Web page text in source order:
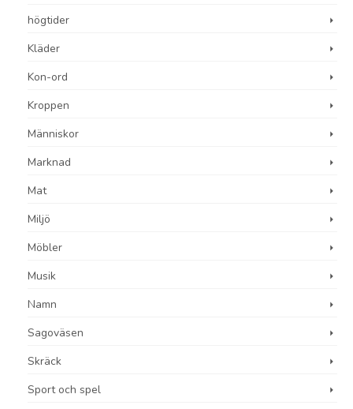
högtider
Kläder
Kon-ord
Kroppen
Människor
Marknad
Mat
Miljö
Möbler
Musik
Namn
Sagoväsen
Skräck
Sport och spel